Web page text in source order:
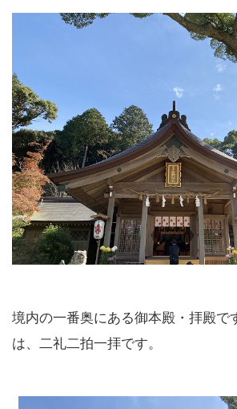
境内の一番奥にある御本殿・拝殿で
は、二礼二拍一拝です。